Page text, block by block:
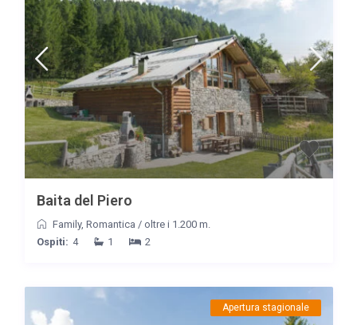
Baita del Piero
Family, Romantica / oltre i 1.200 m.
Ospiti: 4 1 2
Apertura stagionale